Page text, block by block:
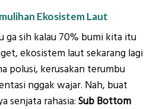
Ekosistem Laut
ga sih kalau 70% bumi kita itu
ekosistem laut sekarang lagi
polusi, kerusakan terumbu
nggak wajar. Nah, buat
senjata rahasia: Sub Bottom